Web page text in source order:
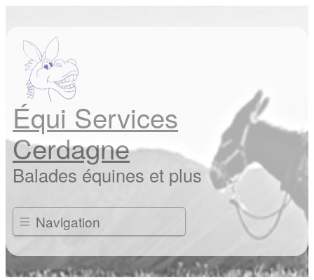
Équi Services
Cerdagne
Balades équines et plus
Navigation